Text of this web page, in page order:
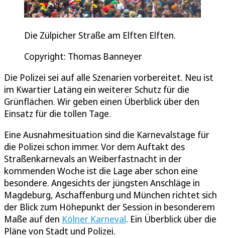
Die Zülpicher Straße am Elften Elften.
Copyright: Thomas Banneyer
Die Polizei sei auf alle Szenarien vorbereitet. Neu ist
im Kwartier Latäng ein weiterer Schutz für die
Grünflächen. Wir geben einen Überblick über den
Einsatz für die tollen Tage.
Eine Ausnahmesituation sind die Karnevalstage für
die Polizei schon immer. Vor dem Auftakt des
Straßenkarnevals an Weiberfastnacht in der
kommenden Woche ist die Lage aber schon eine
besondere. Angesichts der jüngsten Anschläge in
Magdeburg, Aschaffenburg und München richtet sich
der Blick zum Höhepunkt der Session in besonderem
Maße auf den Kölner Karneval. Ein Überblick über die
Pläne von Stadt und Polizei.